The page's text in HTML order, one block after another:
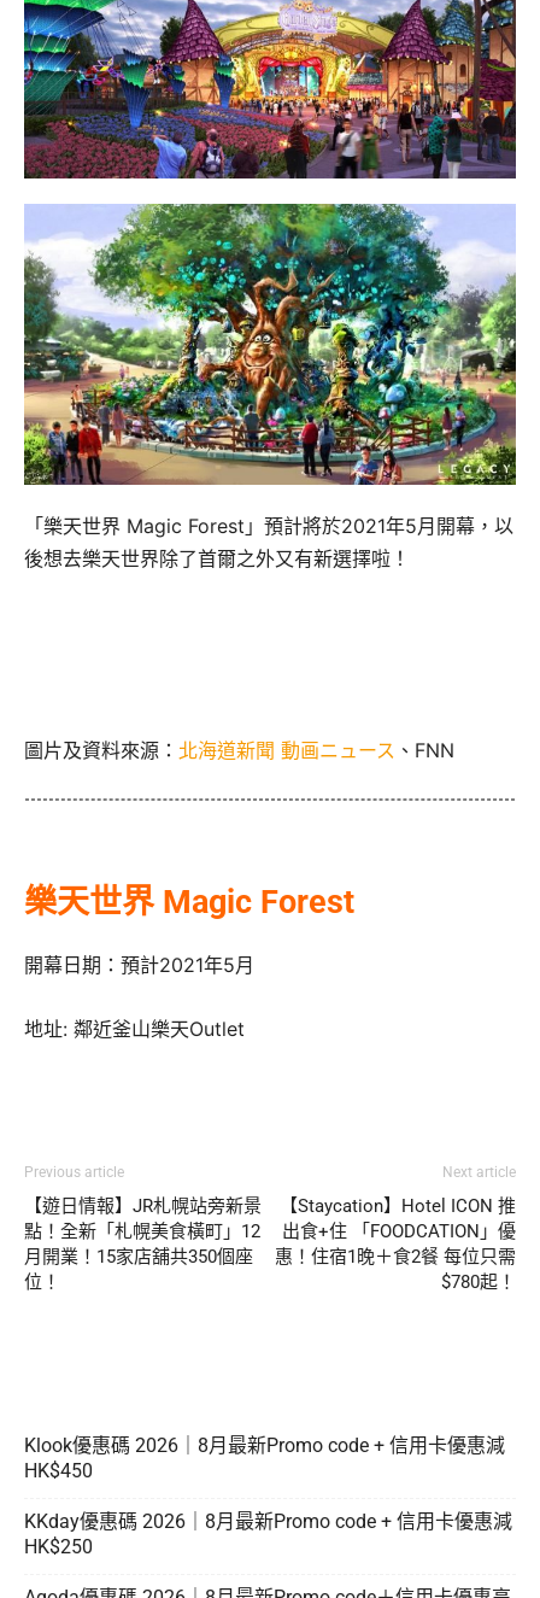
「樂天世界 Magic Forest」預計將於2021年5月開幕，以
後想去樂天世界除了首爾之外又有新選擇啦！
圖片及資料來源： 北海道新聞 動画ニュース 、FNN
樂天世界 Magic Forest
開幕日期：預計2021年5月
地址: 鄰近釜山樂天Outlet
Previous article
【遊日情報】JR札幌站旁新景
點！全新「札幌美食橫町」12
月開業！15家店舖共350個座
位！
Next article
【Staycation】Hotel ICON 推
出食+住 「FOODCATION」優
惠！住宿1晚＋食2餐 每位只需
$780起！
Klook優惠碼 2026｜8月最新Promo code + 信用卡優惠減
HK$450
KKday優惠碼 2026｜8月最新Promo code + 信用卡優惠減
HK$250